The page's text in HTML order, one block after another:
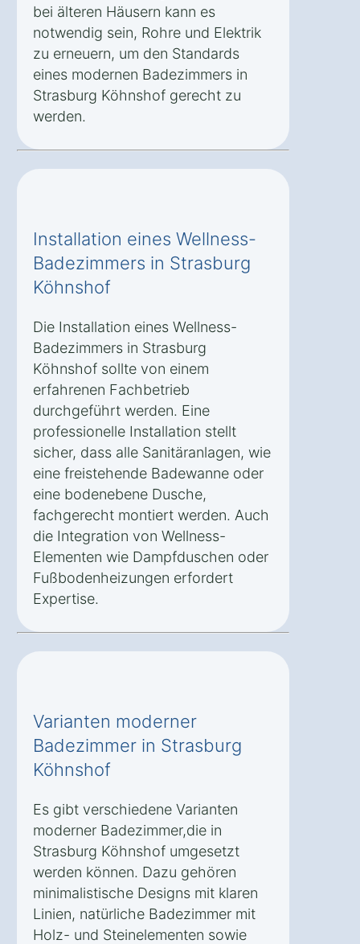
bei älteren Häusern kann es
notwendig sein, Rohre und Elektrik
zu erneuern, um den Standards
eines modernen Badezimmers in
Strasburg Köhnshof gerecht zu
werden.
Installation eines Wellness-
Badezimmers in Strasburg
Köhnshof
Die Installation eines Wellness-
Badezimmers in Strasburg
Köhnshof sollte von einem
erfahrenen Fachbetrieb
durchgeführt werden. Eine
professionelle Installation stellt
sicher, dass alle Sanitäranlagen, wie
eine freistehende Badewanne oder
eine bodenebene Dusche,
fachgerecht montiert werden. Auch
die Integration von Wellness-
Elementen wie Dampfduschen oder
Fußbodenheizungen erfordert
Expertise.
Varianten moderner
Badezimmer in Strasburg
Köhnshof
Es gibt verschiedene Varianten
moderner Badezimmer,die in
Strasburg Köhnshof umgesetzt
werden können. Dazu gehören
minimalistische Designs mit klaren
Linien, natürliche Badezimmer mit
Holz- und Steinelementen sowie